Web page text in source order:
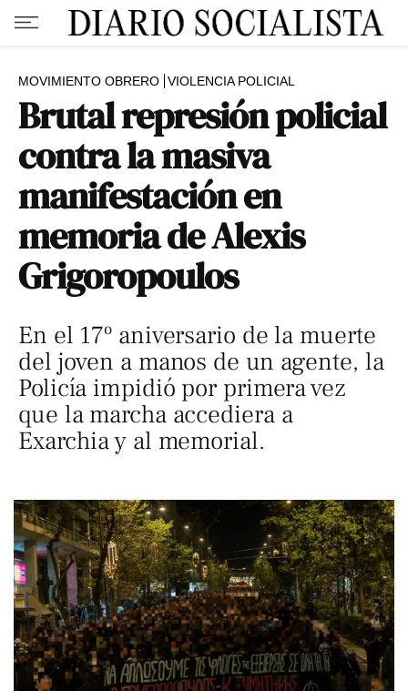
MOVIMIENTO OBRERO VIOLENCIA POLICIAL
Brutal represión policial
contra la masiva
manifestación en
memoria de Alexis
Grigoropoulos
En el 17º aniversario de la muerte
del joven a manos de un agente, la
Policía impidió por primera vez
que la marcha accediera a
Exarchia y al memorial.